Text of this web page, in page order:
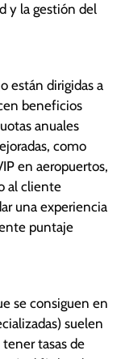
y la gestión del
están dirigidas a
beneficios
anuales
como
en aeropuertos,
al cliente
una experiencia
puntaje
se consiguen en
suelen
tener tasas de